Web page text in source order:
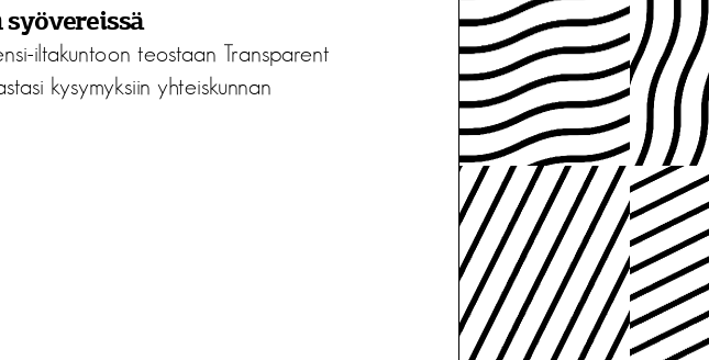
iltakuntoon teostaan Transparent
kysymyksiin yhteiskunnan